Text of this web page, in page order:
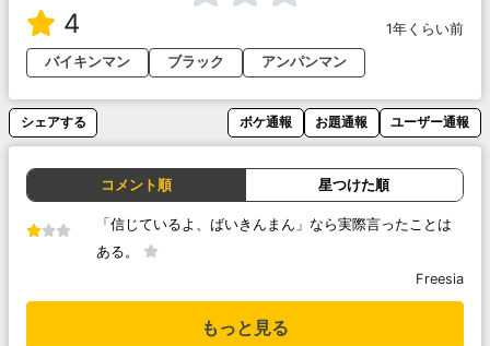
4
1年くらい前
バイキンマン
ブラック アンパンマン
シェアする ボケ通報 お題通報 ユーザー通報
コメント順 星つけた順
「信じているよ、ばいきんまん」なら実際言ったことは
ある。
Freesia
もっと見る